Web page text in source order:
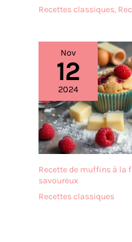
Recettes classiques,
Nov
12
2024
Recette de muffins à la
savoureux
Recettes classiques